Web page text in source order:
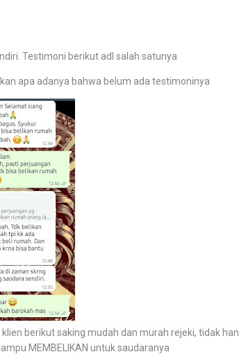
Testimoni berikut adl salah satunya
apa adanya bahwa belum ada testimoninya
berikut saking mudah dan murah rejeki, tidak
MEMBELIKAN untuk saudaranya